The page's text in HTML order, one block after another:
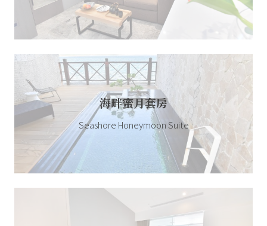
海畔蜜月套房
Seashore Honeymoon Suite